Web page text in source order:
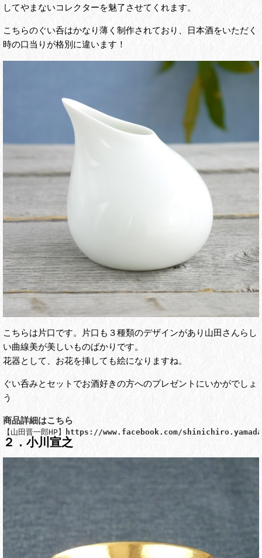
してやまないコレクターを魅了させてくれます。
こちらのぐい呑はかなり薄く制作されており、日本酒をいただく
時の口当りが格別に違います！
こちらは片口です。片口も３種類のデザインがあり山田さんらし
い曲線美が美しいものばかりです。
花器として、お花を挿しても絵になりますね。
ぐい呑みとセットでお酒好きの方へのプレゼントにいかがでしょ
う
商品詳細はこちら
【山田晋一郎HP】 https://www.facebook.com/
２．小川宣之